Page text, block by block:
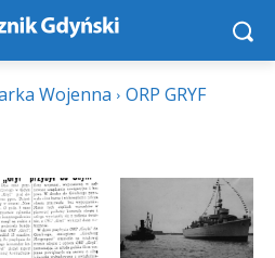
Wojenna ORP GRYF